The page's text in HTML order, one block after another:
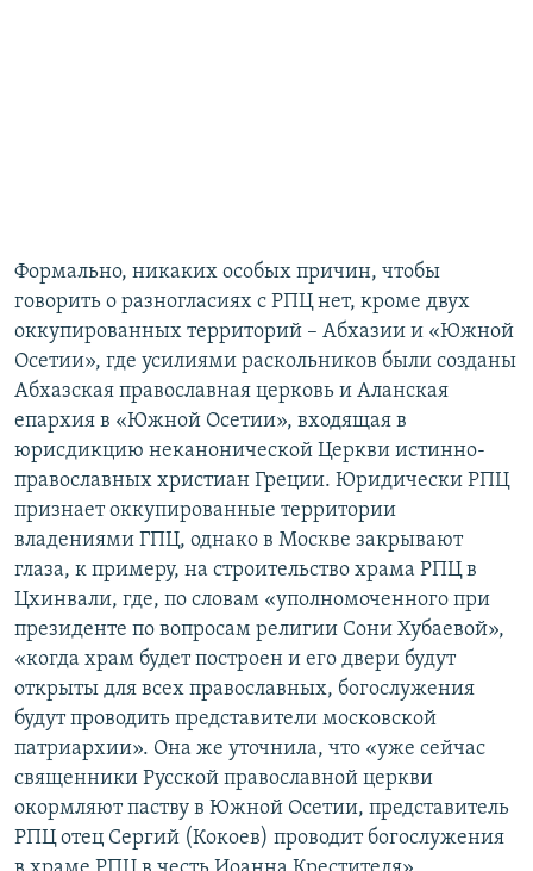
Формально, никаких особых причин, чтобы
говорить о разногласиях с РПЦ нет, кроме двух
оккупированных территорий – Абхазии и «Южной
Осетии», где усилиями раскольников были созданы
Абхазская православная церковь и Аланская
епархия в «Южной Осетии», входящая в
юрисдикцию неканонической Церкви истинно-
православных христиан Греции. Юридически РПЦ
признает оккупированные территории
владениями ГПЦ, однако в Москве закрывают
глаза, к примеру, на строительство храма РПЦ в
Цхинвали, где, по словам «уполномоченного при
президенте по вопросам религии Сони Хубаевой»,
«когда храм будет построен и его двери будут
открыты для всех православных, богослужения
будут проводить представители московской
патриархии». Она же уточнила, что «уже сейчас
священники Русской православной церкви
окормляют паству в Южной Осетии, представитель
РПЦ отец Сергий (Кокоев) проводит богослужения